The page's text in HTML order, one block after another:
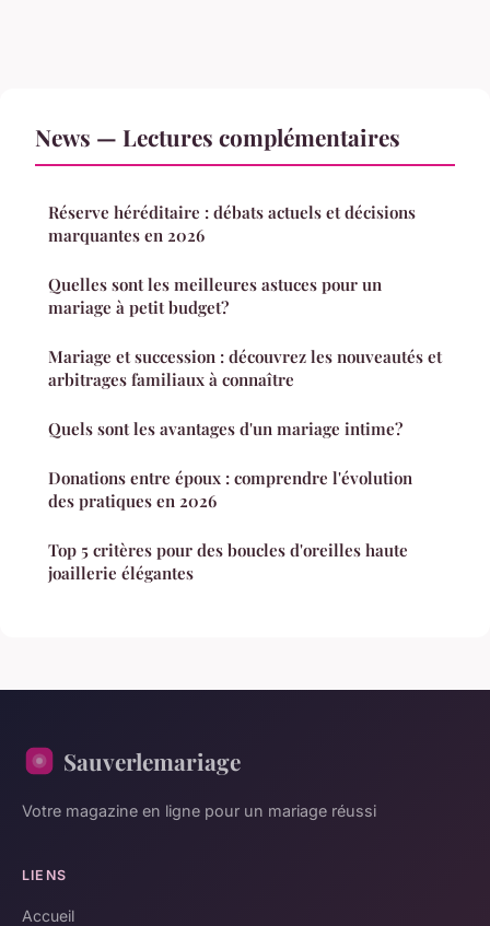
News — Lectures complémentaires
Réserve héréditaire : débats actuels et décisions
marquantes en 2026
Quelles sont les meilleures astuces pour un
mariage à petit budget?
Mariage et succession : découvrez les nouveautés et
arbitrages familiaux à connaître
Quels sont les avantages d'un mariage intime?
Donations entre époux : comprendre l'évolution
des pratiques en 2026
Top 5 critères pour des boucles d'oreilles haute
joaillerie élégantes
Sauverlemariage
Votre magazine en ligne pour un mariage réussi
LIENS
Accueil